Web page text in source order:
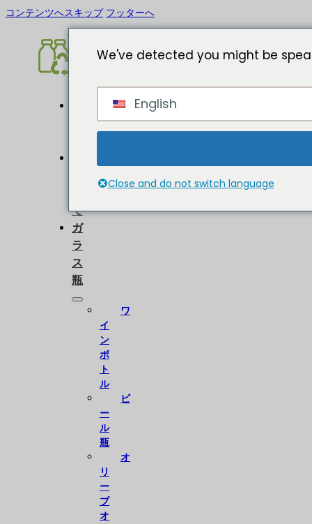
コンテンツへスキップ フッターへ
て
ガ
ラ
ス
瓶
ワ
イ
ン
ボ
ト
ル
ビ
ー
ル
瓶
オ
リ
ー
ブ
オ
We've detected you might be
English
Close and do not switch language